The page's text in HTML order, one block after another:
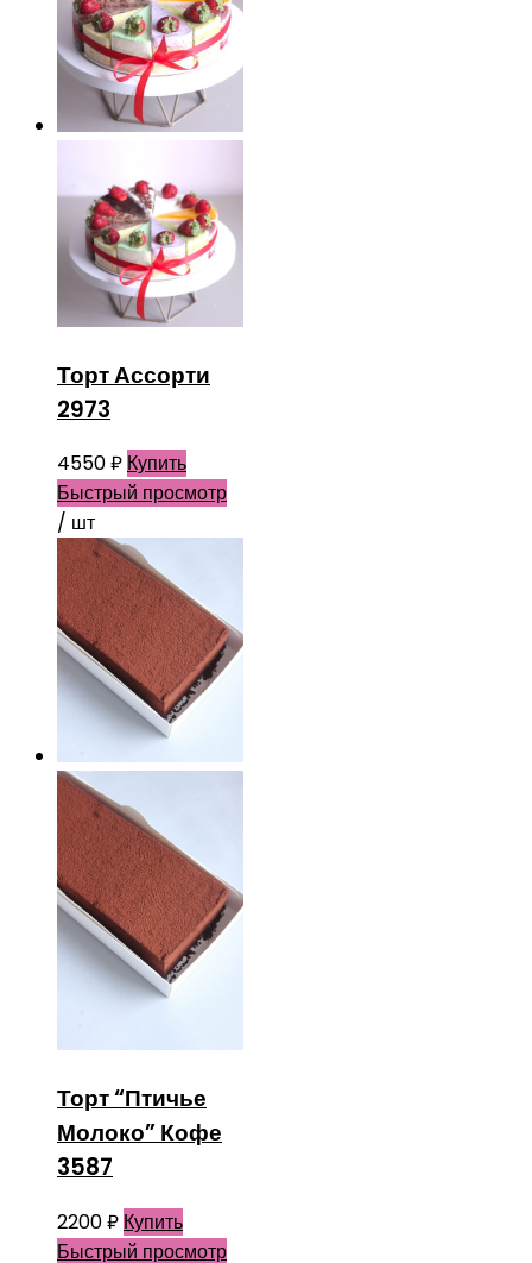
Торт Ассорти
2973
4550₽ Купить
Быстрый просмотр
/ шт
Торт “Птичье
Молоко” Кофе
3587
2200₽ Купить
Быстрый просмотр